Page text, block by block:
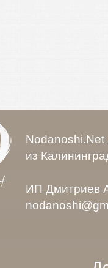
Nodanoshi.Net
из
ИП Дмитриев